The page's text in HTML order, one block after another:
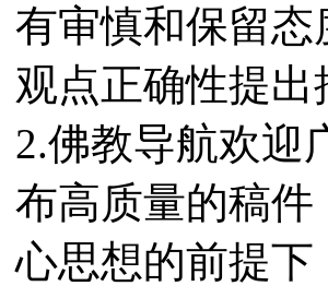
有审慎和保留
观点正确性提出
2.佛教导航欢迎
布高质量的稿
心思想的前提